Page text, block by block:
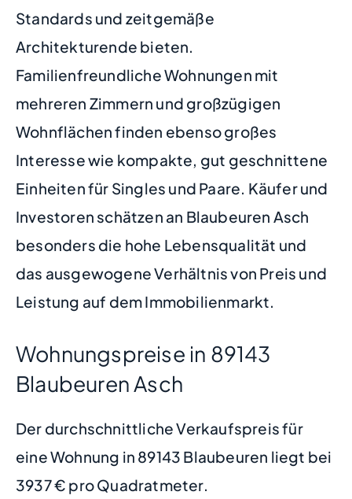
Standards und zeitgemäße
Architekturende bieten.
Familienfreundliche Wohnungen mit
mehreren Zimmern und großzügigen
Wohnflächen finden ebenso großes
Interesse wie kompakte, gut geschnittene
Einheiten für Singles und Paare. Käufer und
Investoren schätzen an Blaubeuren Asch
besonders die hohe Lebensqualität und
das ausgewogene Verhältnis von Preis und
Leistung auf dem Immobilienmarkt.
Wohnungspreise in 89143
Blaubeuren Asch
Der durchschnittliche Verkaufspreis für
eine Wohnung in 89143 Blaubeuren liegt bei
3937 € pro Quadratmeter.